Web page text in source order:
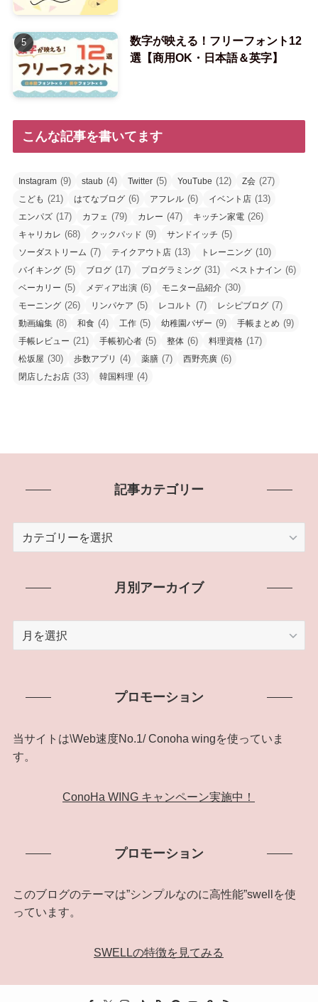
数字が映える！フリーフォント12
選【商用OK・日本語＆英字】
こんな記事を書いてます
Instagram (9) staub (4) Twitter (5) YouTube (12) Z会 (27)
こども (21) はてなブログ (6) アフレル (6) イベント店 (13)
エンパズ (17) カフェ (79) カレー (47) キッチン家電 (26)
キャリカレ (68) クックパッド (9) サンドイッチ (5)
ソーダストリーム (7) テイクアウト店 (13) トレーニング (10)
バイキング (5) ブログ (17) プログラミング (31) ベストナイン (6)
ベーカリー (5) メディア出演 (6) モニター品紹介 (30)
モーニング (26) リンパケア (5) レコルト (7) レシピブログ (7)
動画編集 (8) 和食 (4) 工作 (5) 幼稚園バザー (9) 手帳まとめ (9)
手帳レビュー (21) 手帳初心者 (5) 整体 (6) 料理資格 (17)
松坂屋 (30) 歩数アプリ (4) 薬膳 (7) 西野亮廣 (6)
閉店したお店 (33) 韓国料理 (4)
記事カテゴリー
リ
月別アーカイブ
ブ
プロモーション
当サイトは\Web速度No.1/ Conoha wingを使っていま
す。
ConoHa WING キャンペーン実施中！
プロモーション
このブログのテーマは”シンプルなのに高性能”swellを使
っています。
SWELLの特徴を見てみる